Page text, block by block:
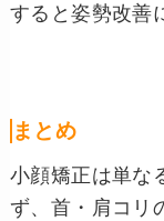
すると姿勢改善
まとめ
小顔矯正は単な
ず、首・肩コリ